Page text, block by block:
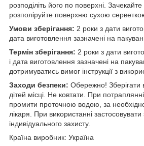
розподіліть його по поверхні.
розполіруйте поверхню сухою
Умови зберігання: 2 роки з дати
дата виготовлення зазначені на
Термін зберігання: 2 роки з дати
і дата виготовлення зазначені на
дотримуватись вимог інструкції з
Заходи безпеки: Обережно! Зберігати
дітей місці. Не ковтати. При
промити проточною водою, за
лікаря. При використанні застосовувати
індивідуального захисту.
Країна виробник: Україна